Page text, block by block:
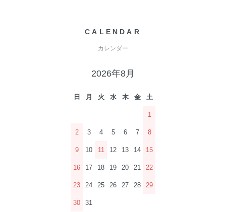
CALENDAR
カレンダー
2026年8月
日 月 火 水 木 金 土
1
2 3 4 5 6 7 8
9 10 11 12 13 14 15
16 17 18 19 20 21 22
23 24 25 26 27 28 29
30 31